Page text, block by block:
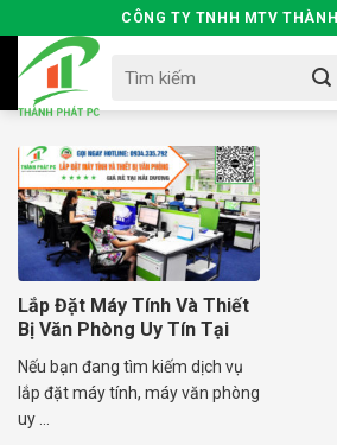
to
content
CÔNG TY TNHH MTV
for:
Lắp Đặt Máy Tính Và Thiết
Bị Văn Phòng Uy Tín Tại
Hải Dương
Nếu bạn đang tìm kiếm dịch vụ
lắp đặt máy tính, máy văn phòng
uy ...